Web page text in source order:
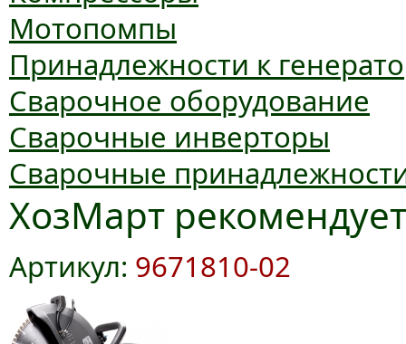
Мотопомпы
Принадлежности к
Сварочное оборудование
Сварочные инверторы
Сварочные
ХозМарт рекомендует
Артикул: 9671810-02